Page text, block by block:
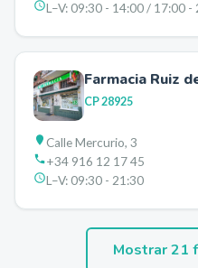
L–V:09:30 - 14:00 / 17:00 -
Farmacia Ruiz
CP28925
Calle Mercurio, 3
+34 916 12 17 45
L–V:09:30 - 21:30
Mostrar21